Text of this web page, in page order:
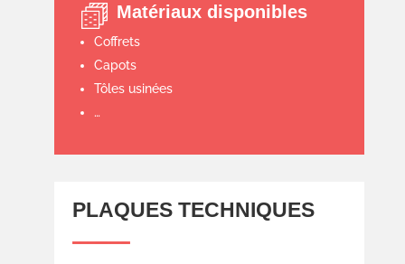
Matériaux disponibles
Coffrets
Capots
Tôles usinées
…
PLAQUES TECHNIQUES